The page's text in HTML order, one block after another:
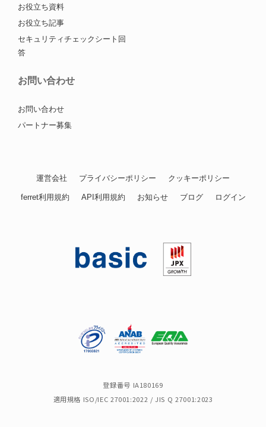
お役立ち資料
お役立ち記事
セキュリティチェックシート回
答
お問い合わせ
お問い合わせ
パートナー募集
運営会社 プライバシーポリシー クッキーポリシー
ferret利用規約 API利用規約 お知らせ ブログ ログイン
登録番号 IA180169
適用規格 ISO/IEC 27001:2022 / JIS Q 27001:2023